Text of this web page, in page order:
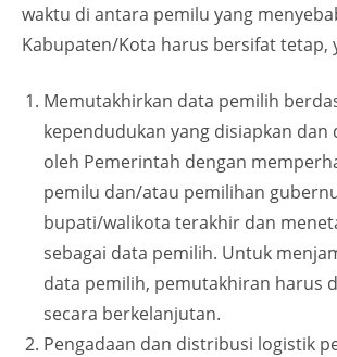
waktu di antara pemilu yang
Kabupaten/Kota harus bersifat tetap,
Memutakhirkan data pemilih
kependudukan yang disiapkan dan
oleh Pemerintah dengan
pemilu dan/atau pemilihan
bupati/walikota terakhir dan
sebagai data pemilih. Untuk
data pemilih, pemutakhiran harus
secara berkelanjutan.
Pengadaan dan distribusi logistik